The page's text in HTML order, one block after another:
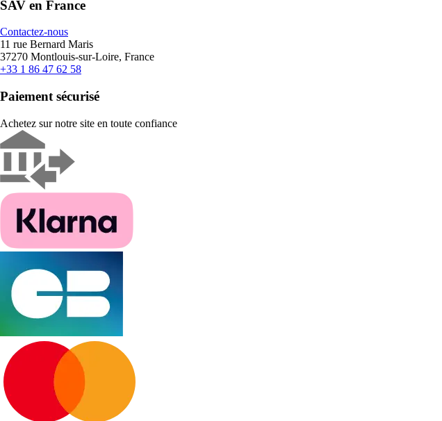
SAV en France
Contactez-nous
11 rue Bernard Maris
37270 Montlouis-sur-Loire, France
+33 1 86 47 62 58
Paiement sécurisé
Achetez sur notre site en toute confiance